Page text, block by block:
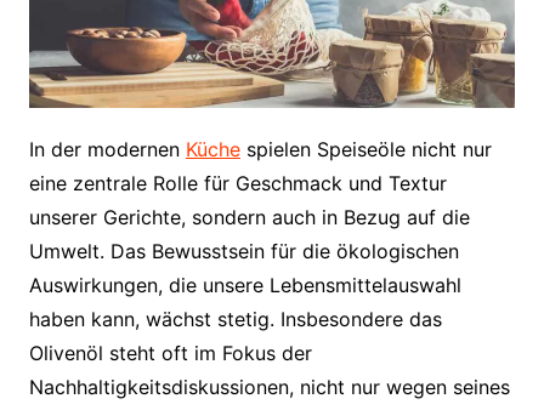
In der modernen Küchespielen Speiseöle nicht nur
eine zentrale Rolle für Geschmack und Textur
unserer Gerichte, sondern auch in Bezug auf die
Umwelt. Das Bewusstsein für die ökologischen
Auswirkungen, die unsere Lebensmittelauswahl
haben kann, wächst stetig. Insbesondere das
Olivenöl steht oft im Fokus der
Nachhaltigkeitsdiskussionen, nicht nur wegen seines